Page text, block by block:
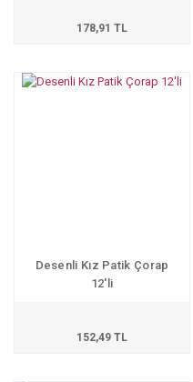
178,91 TL
Desenli Kız Patik Çorap
12'li
152,49 TL